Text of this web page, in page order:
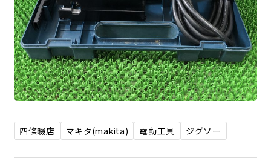
四條畷店 マキタ(makita) 電動工具 ジグソー